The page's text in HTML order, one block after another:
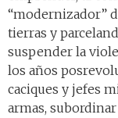
“modernizador”
tierras y
suspender la
los años
caciques y jefes
armas,